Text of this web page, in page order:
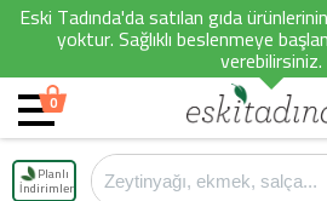
Eski Tadında'da satılan gıda
yoktur. Sağlıklı beslenmeye
verebilirsiniz.
0
Planlı
İndirimler